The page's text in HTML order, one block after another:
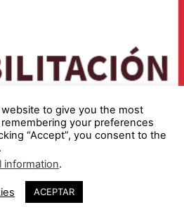
to give you the most
your preferences
“Accept”, you consent to the
information.
ACEPTAR